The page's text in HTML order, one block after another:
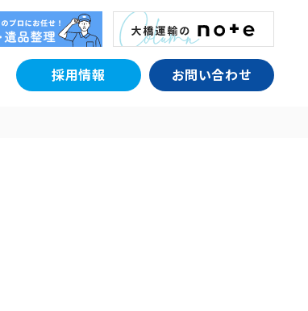
採用情報 お問い合わせ